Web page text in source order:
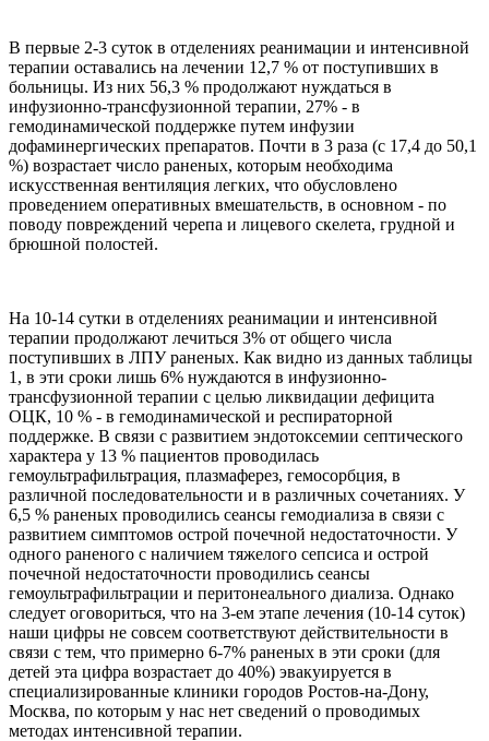
В первые 2-3 суток в отделениях реанимации и интенсивной
терапии оставались на лечении 12,7 % от поступивших в
больницы. Из них 56,3 % продолжают нуждаться в
инфузионно-трансфузионной терапии, 27% - в
гемодинамической поддержке путем инфузии
дофаминергических препаратов. Почти в 3 раза (с 17,4 до 50,1
%) возрастает число раненых, которым необходима
искусственная вентиляция легких, что обусловлено
проведением оперативных вмешательств, в основном - по
поводу повреждений черепа и лицевого скелета, грудной и
брюшной полостей.
На 10-14 сутки в отделениях реанимации и интенсивной
терапии продолжают лечиться 3% от общего числа
поступивших в ЛПУ раненых. Как видно из данных таблицы
1, в эти сроки лишь 6% нуждаются в инфузионно-
трансфузионной терапии с целью ликвидации дефицита
ОЦК, 10 % - в гемодинамической и респираторной
поддержке. В связи с развитием эндотоксемии септического
характера у 13 % пациентов проводилась
гемоультрафильтрация, плазмаферез, гемосорбция, в
различной последовательности и в различных сочетаниях. У
6,5 % раненых проводились сеансы гемодиализа в связи с
развитием симптомов острой почечной недостаточности. У
одного раненого с наличием тяжелого сепсиса и острой
почечной недостаточности проводились сеансы
гемоультрафильтрации и перитонеального диализа. Однако
следует оговориться, что на 3-ем этапе лечения (10-14 суток)
наши цифры не совсем соответствуют действительности в
связи с тем, что примерно 6-7% раненых в эти сроки (для
детей эта цифра возрастает до 40%) эвакуируется в
специализированные клиники городов Ростов-на-Дону,
Москва, по которым у нас нет сведений о проводимых
методах интенсивной терапии.